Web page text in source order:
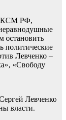
РФ,
остановить
политические
Левченко –
«Свободу
Левченко
власти.